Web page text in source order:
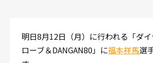
〒192-0072 東京都八王子市南町3-8 第
明日8月12日（月）に行われる「ダ
ローブ＆DANGAN80」に福本祥馬選